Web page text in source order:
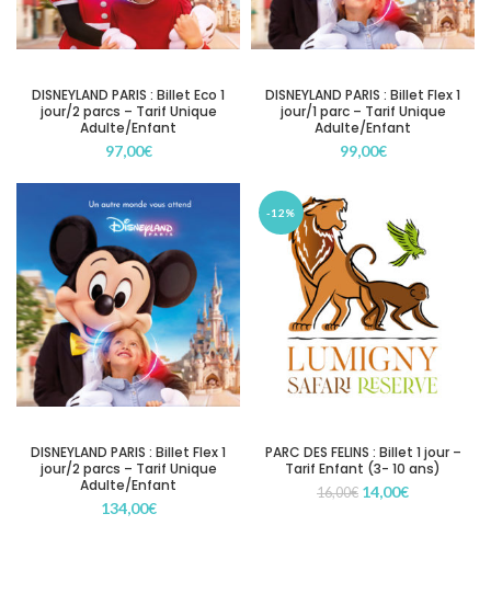
DISNEYLAND PARIS : Billet Eco 1
jour/2 parcs – Tarif Unique
Adulte/Enfant
97,00€
DISNEYLAND PARIS : Billet Flex 1
jour/1 parc – Tarif Unique
Adulte/Enfant
99,00€
DISNEYLAND PARIS : Billet Flex 1
jour/2 parcs – Tarif Unique
Adulte/Enfant
134,00€
-12%
PARC DES FELINS : Billet 1 jour –
Tarif Enfant (3- 10 ans)
16,00€ Le
14,00€Le